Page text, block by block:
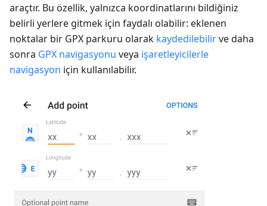
araçtır. Bu özellik, yalnızca koordinatlarını bildiğiniz
belirli yerlere gitmek için faydalı olabilir: eklenen
noktalar bir GPX parkuru olarak kaydedilebilirve daha
sonra GPX navigasyonu veya işaretleyicilerle
navigasyon için kullanılabilir.